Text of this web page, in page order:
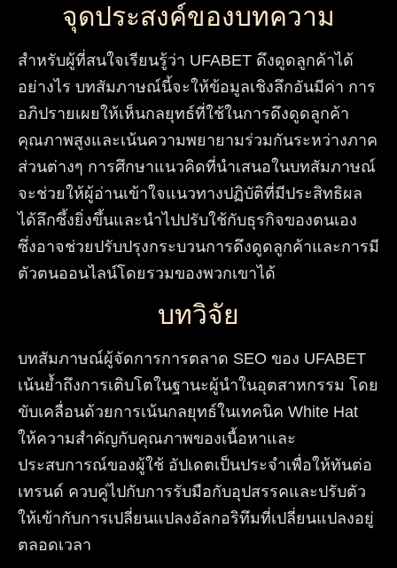
จุดประสงค์ของบทความ
สำหรับผู้ที่สนใจเรียนรู้ว่า UFABET ดึงดูดลูกค้าได้
อย่างไร บทสัมภาษณ์นี้จะให้ข้อมูลเชิงลึกอันมีค่า การ
อภิปรายเผยให้เห็นกลยุทธ์ที่ใช้ในการดึงดูดลูกค้า
คุณภาพสูงและเน้นความพยายามร่วมกันระหว่างภาค
ส่วนต่างๆ การศึกษาแนวคิดที่นำเสนอในบทสัมภาษณ์
จะช่วยให้ผู้อ่านเข้าใจแนวทางปฏิบัติที่มีประสิทธิผล
ได้ลึกซึ้งยิ่งขึ้นและนำไปปรับใช้กับธุรกิจของตนเอง
ซึ่งอาจช่วยปรับปรุงกระบวนการดึงดูดลูกค้าและการมี
ตัวตนออนไลน์โดยรวมของพวกเขาได้
บทวิจัย
บทสัมภาษณ์ผู้จัดการการตลาด SEO ของ UFABET
เน้นย้ำถึงการเติบโตในฐานะผู้นำในอุตสาหกรรม โดย
ขับเคลื่อนด้วยการเน้นกลยุทธ์ในเทคนิค White Hat
ให้ความสำคัญกับคุณภาพของเนื้อหาและ
ประสบการณ์ของผู้ใช้ อัปเดตเป็นประจำเพื่อให้ทันต่อ
เทรนด์ ควบคู่ไปกับการรับมือกับอุปสรรคและปรับตัว
ให้เข้ากับการเปลี่ยนแปลงอัลกอริทึมที่เปลี่ยนแปลงอยู่
ตลอดเวลา